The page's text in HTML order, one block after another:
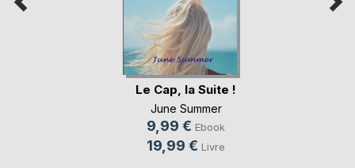
Le Cap, la Suite !
June Summer
9,99 € Ebook
19,99 € Livre